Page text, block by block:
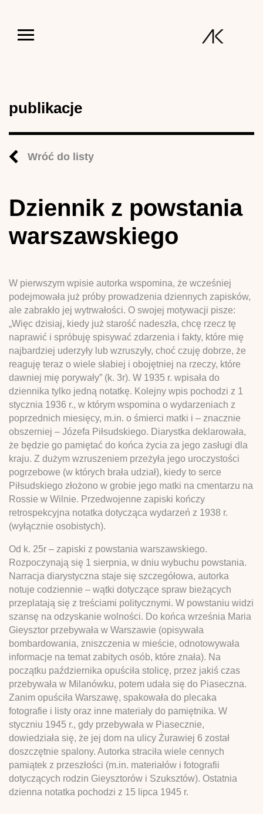
publikacje
Wróć do listy
Dziennik z powstania
warszawskiego
W pierwszym wpisie autorka wspomina, że wcześniej
podejmowała już próby prowadzenia dziennych zapisków,
ale zabrakło jej wytrwałości. O swojej motywacji pisze:
„Więc dzisiaj, kiedy już starość nadeszła, chcę rzecz tę
naprawić i spróbuję spisywać zdarzenia i fakty, które mię
najbardziej uderzyły lub wzruszyły, choć czuję dobrze, że
reaguję teraz o wiele słabiej i obojętniej na rzeczy, które
dawniej mię porywały” (k. 3r). W 1935 r. wpisała do
dziennika tylko jedną notatkę. Kolejny wpis pochodzi z 1
stycznia 1936 r., w którym wspomina o wydarzeniach z
poprzednich miesięcy, m.in. o śmierci matki i – znacznie
obszerniej – Józefa Piłsudskiego. Diarystka deklarowała,
że będzie go pamiętać do końca życia za jego zasługi dla
kraju. Z dużym wzruszeniem przeżyła jego uroczystości
pogrzebowe (w których brała udział), kiedy to serce
Piłsudskiego złożono w grobie jego matki na cmentarzu na
Rossie w Wilnie. Przedwojenne zapiski kończy
retrospekcyjna notatka dotycząca wydarzeń z 1938 r.
(wyłącznie osobistych).
Od k. 25r – zapiski z powstania warszawskiego.
Rozpoczynają się 1 sierpnia, w dniu wybuchu powstania.
Narracja diarystyczna staje się szczegółowa, autorka
notuje codziennie – wątki dotyczące spraw bieżących
przeplatają się z treściami politycznymi. W powstaniu widzi
szansę na odzyskanie wolności. Do końca września Maria
Gieysztor przebywała w Warszawie (opisywała
bombardowania, zniszczenia w mieście, odnotowywała
informacje na temat zabitych osób, które znała). Na
początku października opuściła stolicę, przez jakiś czas
przebywała w Milanówku, potem udała się do Piaseczna.
Zanim opuściła Warszawę, spakowała do plecaka
fotografie i listy oraz inne materiały do pamiętnika. W
styczniu 1945 r., gdy przebywała w Piasecznie,
dowiedziała się, że jej dom na ulicy Żurawiej 6 został
doszczętnie spalony. Autorka straciła wiele cennych
pamiątek z przeszłości (m.in. materiałów i fotografii
dotyczących rodzin Gieysztorów i Szuksztów). Ostatnia
dzienna notatka pochodzi z 15 lipca 1945 r.